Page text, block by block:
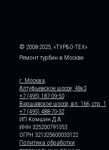
© 2008-2025, «ТУРБО-ТЕХ»
Ремонт турбин в Москве
г. Москва,
Алтуфьевское шоссе, 48к3
+7 (495) 187-09-50
Варшавское шоссе, вл. 166, стр. 1
+7 (495) 488-70-32
ИП Комшин Д.А.
ИНН 325200791053
ОГРН 321325600033122
Политика обработки